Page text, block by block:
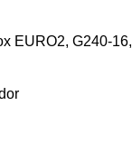
EURO2, G240-